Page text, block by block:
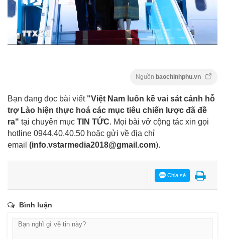
Nguồn baochinhphu.vn
Bạn đang đọc bài viết "Việt Nam luôn kề vai sát cánh hỗ
trợ Lào hiện thực hoá các mục tiêu chiến lược đã đề
ra" tại chuyên mục TIN TỨC. Mọi bài vở cộng tác xin gọi
hotline 0944.40.40.50 hoặc gửi về địa chỉ
email (info.vstarmedia2018@gmail.com).
Chia sẻ
Bình luận